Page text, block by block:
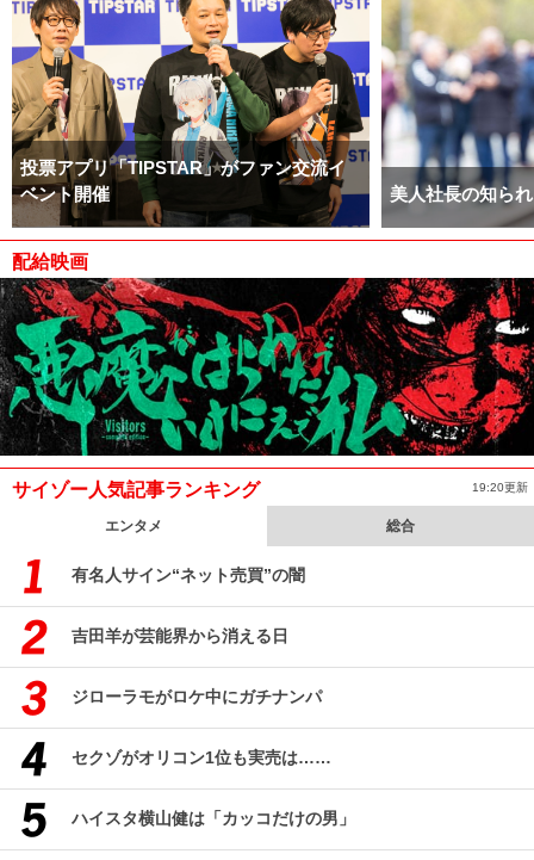
投票アプリ「TIPSTAR」がファン交流イ
ベント開催
美人社長の知ら
配給映画
サイゾー人気記事ランキング 19:20更新
エンタメ 総合
有名人サイン“ネット売買”の闇
吉田羊が芸能界から消える日
ジローラモがロケ中にガチナンパ
セクゾがオリコン1位も実売は……
ハイスタ横山健は「カッコだけの男」